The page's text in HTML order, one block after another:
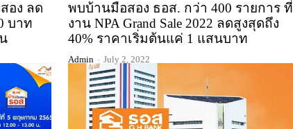
อง ลด
บาท
พบบ้านมือสอง ธอส. กว่า 400 รายการ ที่
งาน NPA Grand Sale 2022 ลดสูงสุดถึง
40% ราคาเริ่มต้นแค่ 1 แสนบาท
Admin - July 2, 2022